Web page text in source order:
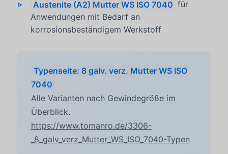
Austenite (A2) Mutter WS ISO 7040 für
Anwendungen mit Bedarf an
korrosionsbeständigem Werkstoff
Typenseite: 8 galv. verz. Mutter WS ISO
7040
Alle Varianten nach Gewindegröße im
Überblick.
https://www.tomanro.de/3306-
_8_galv_verz_Mutter_WS_ISO_7040-Typen